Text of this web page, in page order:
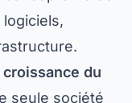
croissance du
seule société